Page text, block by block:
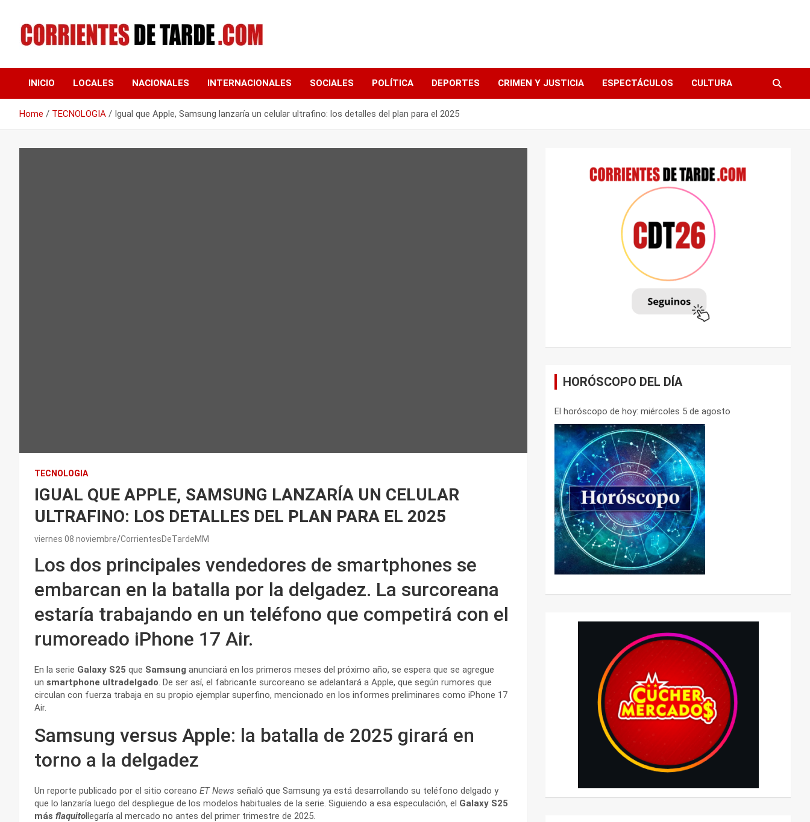
content
CORRIENTES DE
TARDE
INICIO LOCALES NACIONALES INTERNACIONALES SOCIALES POLÍTICA DEPORTES CRIMEN Y JUSTICIA ESPECTÁCULOS CULTURA
Home TECNOLOGIA Igual que Apple, Samsung lanzaría un celular ultrafino: los detalles del plan para el 2025
TECNOLOGIA
IGUAL QUE APPLE, SAMSUNG LANZARÍA UN CELULAR
ULTRAFINO: LOS DETALLES DEL PLAN PARA EL 2025
viernes 08 noviembre CorrientesDeTardeMM
Los dos principales vendedores de smartphones se
embarcan en la batalla por la delgadez. La surcoreana
estaría trabajando en un teléfono que competirá con el
rumoreado iPhone 17 Air.
En la serie Galaxy S25 que Samsung anunciará en los primeros meses del próximo año, se espera que se agregue
un smartphone ultradelgado. De ser así, el fabricante surcoreano se adelantará a Apple, que según rumores que
circulan con fuerza trabaja en su propio ejemplar superfino, mencionado en los informes preliminares como iPhone 17
Air.
Samsung versus Apple: la batalla de 2025 girará en
torno a la delgadez
Un reporte publicado por el sitio coreano ET News señaló que Samsung ya está desarrollando su teléfono delgado y
que lo lanzaría luego del despliegue de los modelos habituales de la serie. Siguiendo a esa especulación, el Galaxy S25
más flaquitollegaría al mercado no antes del primer trimestre de 2025.
HORÓSCOPO DEL DÍA
El horóscopo de hoy: miércoles 5 de agosto